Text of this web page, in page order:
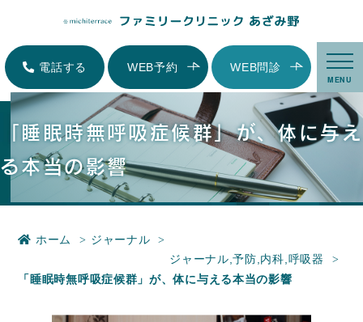
電話する WEB予約 WEB問診
MENU
科、小児科、家庭医療-ファミリークリニックあざみ野
「睡眠時無呼吸症候群」が、体に与え
る本当の影響
ホーム
ジャーナル
ジャーナル ,予防 内科 呼吸器
「睡眠時無呼吸症候群」が、体に与える本当の影響